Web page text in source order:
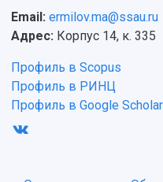
Email: ermilov.ma@ssau.ru
Адрес: Корпус 14, к. 335
Профиль в Scopus
Профиль в РИНЦ
Профиль в Google Scholar